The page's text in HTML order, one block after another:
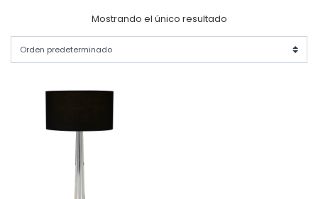
Mostrando el único resultado